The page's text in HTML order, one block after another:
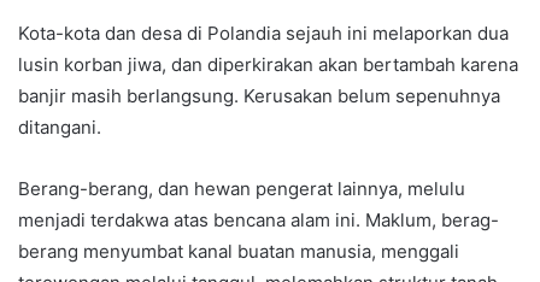
Kota-kota dan desa di Polandia sejauh ini melaporkan dua
lusin korban jiwa, dan diperkirakan akan bertambah karena
banjir masih berlangsung. Kerusakan belum sepenuhnya
ditangani.
Berang-berang, dan hewan pengerat lainnya, melulu
menjadi terdakwa atas bencana alam ini. Maklum, berag-
berang menyumbat kanal buatan manusia, menggali